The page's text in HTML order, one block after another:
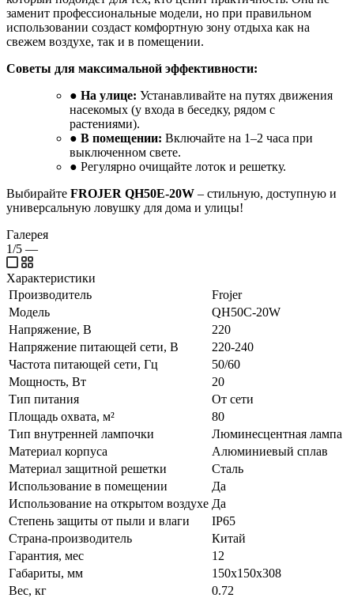
заменит профессиональные модели, но при правильном
использовании создаст комфортную зону отдыха как на
свежем воздухе, так и в помещении.
Советы для максимальной эффективности:
● На улице: Устанавливайте на путях движения
насекомых (у входа в беседку, рядом с
растениями).
● В помещении: Включайте на 1–2 часа при
выключенном свете.
● Регулярно очищайте лоток и решетку.
Выбирайте FROJER QH50E-20W – стильную, доступную и
универсальную ловушку для дома и улицы!
Галерея
1/5 —
Характеристики
Производитель
Frojer
Модель
QH50C-20W
Напряжение, В
220
Напряжение питающей сети, В
220-240
Частота питающей сети, Гц
50/60
Мощность, Вт
20
Тип питания
От сети
Площадь охвата, м²
80
Тип внутренней лампочки
Люминесцентная лампа
Материал корпуса
Алюминиевый сплав
Материал защитной решетки
Сталь
Использование в помещении
Да
Использование на открытом воздухе Да
Степень защиты от пыли и влаги
IP65
Страна-производитель
Китай
Гарантия, мес
12
Габариты, мм
150х150х308
Вес, кг
0.72